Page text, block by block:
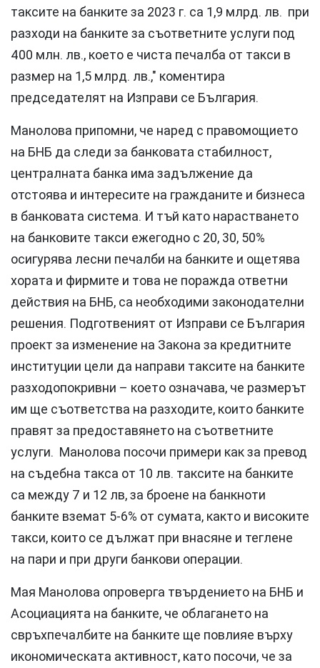
таксите на банките за 2023 г. са 1,9 млрд. лв. при
разходи на банките за съответните услуги под
400 млн. лв., което е чиста печалба от такси в
размер на 1,5 млрд. лв.," коментира
председателят на Изправи се България.
Манолова припомни, че наред с правомощието
на БНБ да следи за банковата стабилност,
централната банка има задължение да
отстоява и интересите на гражданите и бизнеса
в банковата система. И тъй като нарастването
на банковите такси ежегодно с 20, 30, 50%
осигурява лесни печалби на банките и ощетява
хората и фирмите и това не поражда ответни
действия на БНБ, са необходими законодателни
решения. Подготвеният от Изправи се България
проект за изменение на Закона за кредитните
институции цели да направи таксите на банките
разходопокривни – което означава, че размерът
им ще съответства на разходите, които банките
правят за предоставянето на съответните
услуги. Манолова посочи примери как за превод
на съдебна такса от 10 лв. таксите на банките
са между 7 и 12 лв, за броене на банкноти
банките вземат 5-6% от сумата, както и високите
такси, които се дължат при внасяне и теглене
на пари и при други банкови операции.
Мая Манолова опроверга твърдението на БНБ и
Асоциацията на банките, че облагането на
свръхпечалбите на банките ще повлияе върху
икономическата активност, като посочи, че за